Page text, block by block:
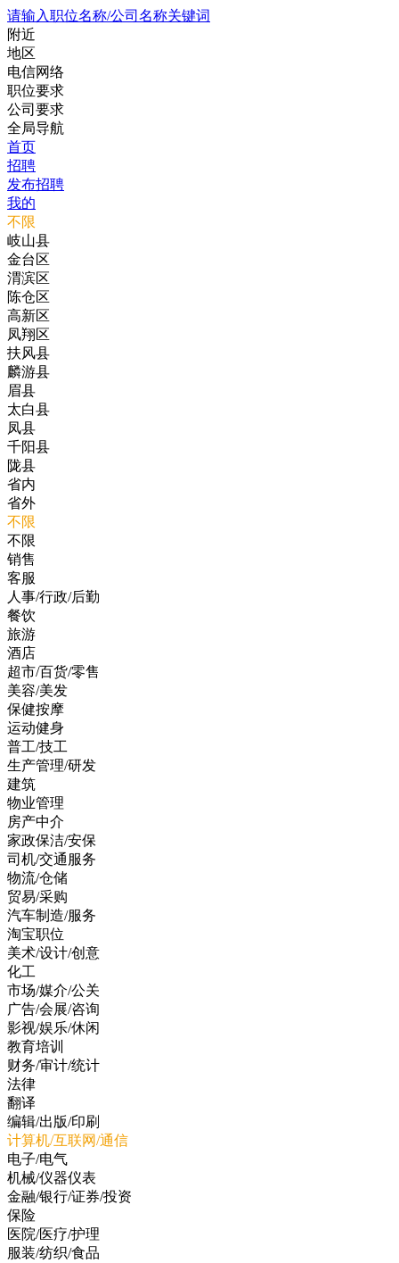
请输入职位名称/公司名称关键词
附近
地区
电信网络
职位要求
公司要求
全局导航
首页
招聘
发布招聘
我的
不限
岐山县
金台区
渭滨区
陈仓区
高新区
凤翔区
扶风县
麟游县
眉县
太白县
凤县
千阳县
陇县
省内
省外
不限
不限
销售
客服
人事/行政/后勤
餐饮
旅游
酒店
超市/百货/零售
美容/美发
保健按摩
运动健身
普工/技工
生产管理/研发
建筑
物业管理
房产中介
家政保洁/安保
司机/交通服务
物流/仓储
贸易/采购
汽车制造/服务
淘宝职位
美术/设计/创意
化工
市场/媒介/公关
广告/会展/咨询
影视/娱乐/休闲
教育培训
财务/审计/统计
法律
翻译
编辑/出版/印刷
计算机/互联网/通信
电子/电气
机械/仪器仪表
金融/银行/证券/投资
保险
医院/医疗/护理
服装/纺织/食品